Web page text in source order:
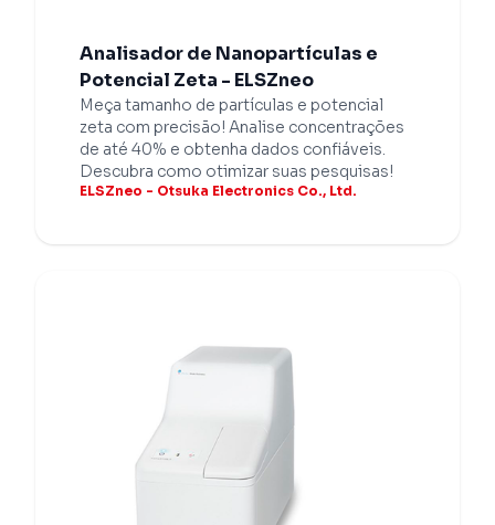
Analisador de Nanopartículas e
Potencial Zeta - ELSZneo
Meça tamanho de partículas e potencial
zeta com precisão! Analise concentrações
de até 40% e obtenha dados confiáveis.
Descubra como otimizar suas pesquisas!
ELSZneo - Otsuka Electronics Co., Ltd.